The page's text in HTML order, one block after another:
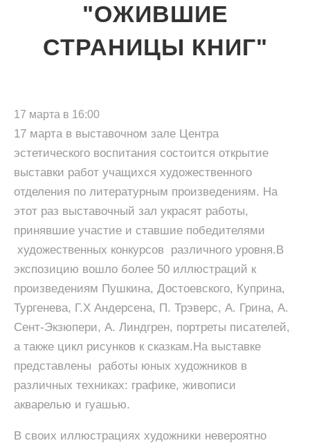
"ОЖИВШИЕ
СТРАНИЦЫ КНИГ"
17 марта в 16:00
17 марта в выставочном зале Центра
эстетического воспитания состоится открытие
выставки работ учащихся художественного
отделения по литературным произведениям. На
этот раз выставочный зал украсят работы,
принявшие участие и ставшие победителями
художественных конкурсов различного уровня.В
экспозицию вошло более 50 иллюстраций к
произведениям Пушкина, Достоевского, Куприна,
Тургенева, Г.Х Андерсена, П. Трэверс, А. Грина, А.
Сент-Экзюпери, А. Линдгрен, портреты писателей,
а также цикл рисунков к сказкам.На выставке
представлены работы юных художников в
различных техниках: графике, живописи
акварелью и гуашью.
В своих иллюстрациях художники невероятно